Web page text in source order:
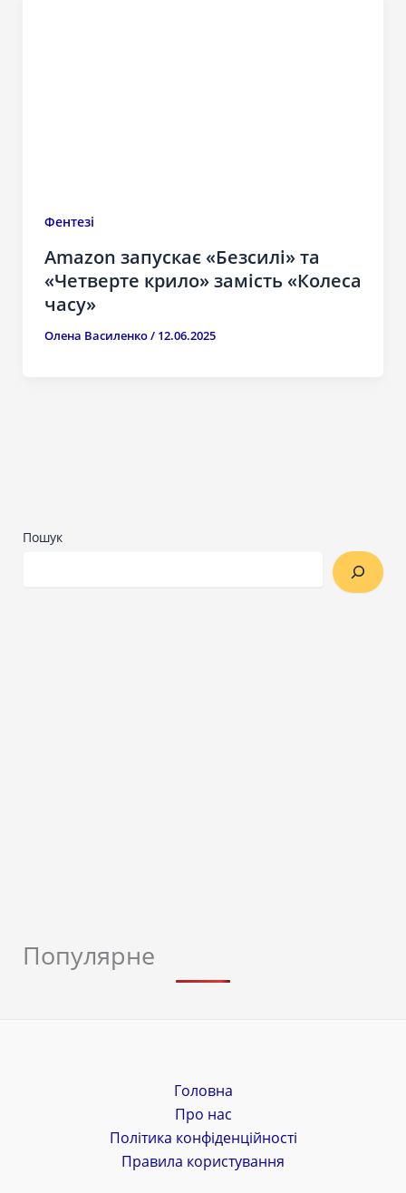
Фентезі
Amazon запускає «Безсилі» та
«Четверте крило» замість «Колеса
часу»
Олена Василенко/ 12.06.2025
Пошук
Популярне
Головна
Про нас
Політика конфіденційності
Правила користування